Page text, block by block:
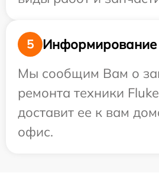
5
Информирование
Мы сообщим Вам о
ремонта техники
доставит ее к вам
офис.